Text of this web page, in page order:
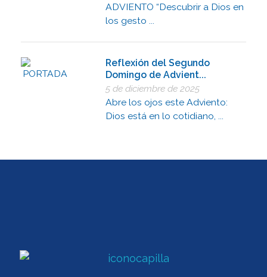
ADVIENTO “Descubrir a Dios en
los gesto ...
Reflexión del Segundo
Domingo de Advient...
5 de diciembre de 2025
Abre los ojos este Adviento:
Dios está en lo cotidiano, ...